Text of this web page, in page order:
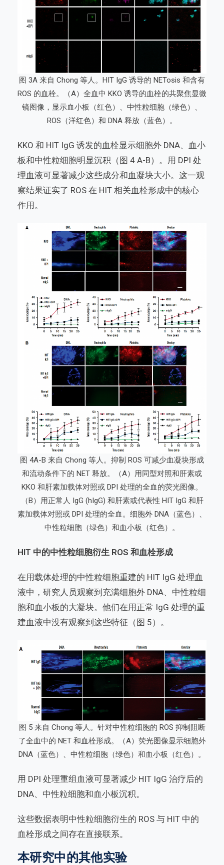
图 3A 来自 Chong 等人。HIT IgG 诱导的 NETosis 和含有
ROS 的血栓。（A）全血中 KKO 诱导的血栓的共聚焦显微
镜图像，显示血小板（红色）、中性粒细胞（绿色）、
ROS（洋红色）和 DNA 释放（蓝色）。
KKO 和 HIT IgG 诱发的血栓显示细胞外 DNA、血小
板和中性粒细胞明显沉积（图 4 A-B）。用 DPI 处
理血液可显著减少这些成分和血凝块大小。这一观
察结果证实了 ROS 在 HIT 相关血栓形成中的核心
作用。
图 4A-B 来自 Chong 等人。抑制 ROS 可减少血凝块形成
和流动条件下的 NET 释放。（A）用同型对照和肝素或
KKO 和肝素加载体对照或 DPI 处理的全血的荧光图像。
（B）用正常人 IgG (hIgG) 和肝素或代表性 HIT IgG 和肝
素加载体对照或 DPI 处理的全血。细胞外 DNA（蓝色）、
中性粒细胞（绿色）和血小板（红色）。
HIT 中的中性粒细胞衍生 ROS 和血栓形成
在用载体处理的中性粒细胞重建的 HIT IgG 处理血
液中，研究人员观察到充满细胞外 DNA、中性粒细
胞和血小板的大凝块。他们在用正常 IgG 处理的重
建血液中没有观察到这些特征（图 5）。
图 5 来自 Chong 等人。针对中性粒细胞的 ROS 抑制阻断
了全血中的 NET 和血栓形成。（A）荧光图像显示细胞外
DNA（蓝色）、中性粒细胞（绿色）和血小板（红色）。
用 DPI 处理重组血液可显著减少 HIT IgG 治疗后的
DNA、中性粒细胞和血小板沉积。
这些数据表明中性粒细胞衍生的 ROS 与 HIT 中的
血栓形成之间存在直接联系。
本研究中的其他实验